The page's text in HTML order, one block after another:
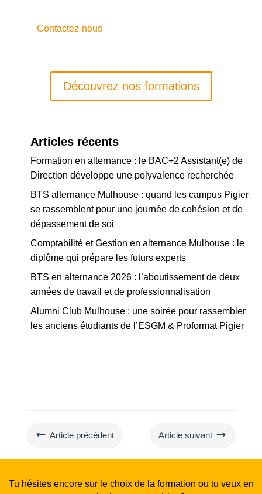
Contactez-nous
Découvrez nos formations
Articles récents
Formation en alternance : le BAC+2 Assistant(e) de
Direction développe une polyvalence recherchée
BTS alternance Mulhouse : quand les campus Pigier
se rassemblent pour une journée de cohésion et de
dépassement de soi
Comptabilité et Gestion en alternance Mulhouse : le
diplôme qui prépare les futurs experts
BTS en alternance 2026 : l’aboutissement de deux
années de travail et de professionnalisation
Alumni Club Mulhouse : une soirée pour rassembler
les anciens étudiants de l’ESGM & Proformat Pigier
# Article précédent Article suivant $
Tu hésites encore sur le choix de la formation ou tu veux en